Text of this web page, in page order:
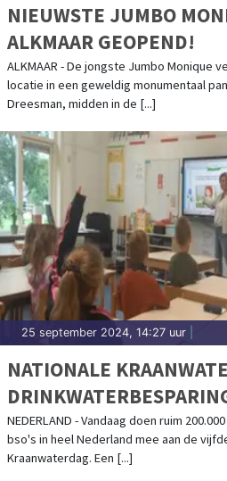
NIEUWSTE JUMBO
ALKMAAR GEOPEND!
ALKMAAR - De jongste Jumbo Monique
locatie in een geweldig monumentaal
Dreesman, midden in de [...]
25 september 2024, 14:27 uur
NATIONALE
WATERBEWUSTZIJN OP
BSO
NEDERLAND - Vandaag doen ruim
bso's in heel Nederland mee aan de
Kraanwaterdag. Een [...]